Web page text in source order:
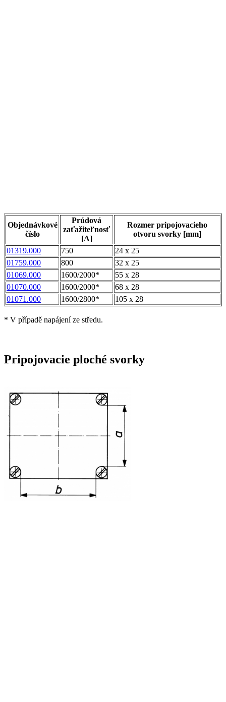
Objednávkové
číslo
Prúdová
zaťažiteľnosť
[A]
Rozmer pripojovacieho
otvoru svorky [mm]
01319.000
750
24 x 25
01759.000
800
32 x 25
01069.000
1600/2000*
55 x 28
01070.000
1600/2000*
68 x 28
01071.000
1600/2800* 105 x 28
* V případě napájení ze středu.
Pripojovacie ploché svorky